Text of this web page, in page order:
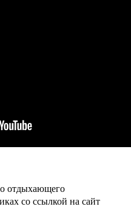
отдыхающего
со ссылкой на сайт